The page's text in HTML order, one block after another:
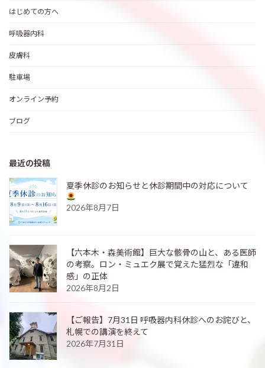
はじめての方へ
呼吸器内科
皮膚科
駐車場
オンライン予約
ブログ
最近の投稿
夏季休診のお知らせと休診期間中の対応について
2026年8月7日
【六本木・森美術館】巨大な骸骨の山と、ある医師
の考察。ロン・ミュエク展で覚えた猛烈な「違和
感」の正体
2026年8月2日
【ご報告】7月31日 呼吸器内科休診へのお詫びと、
札幌での講演を終えて
2026年7月31日